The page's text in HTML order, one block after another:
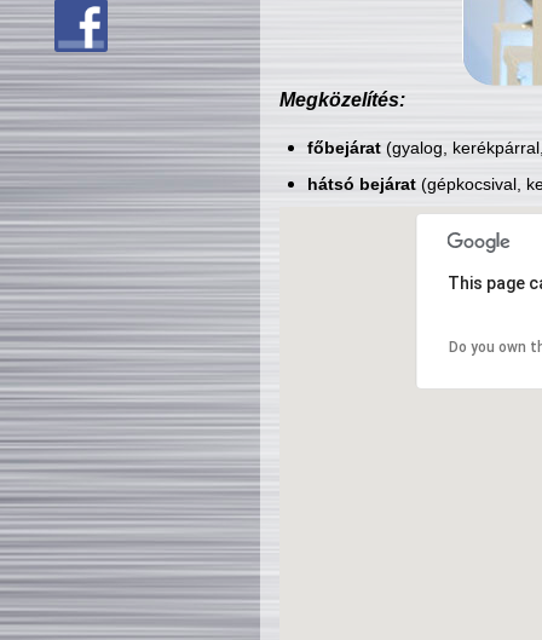
Megközelítés:
főbejárat(gyalog,
hátsó bejárat(gépkocsival,
This page
Do you own